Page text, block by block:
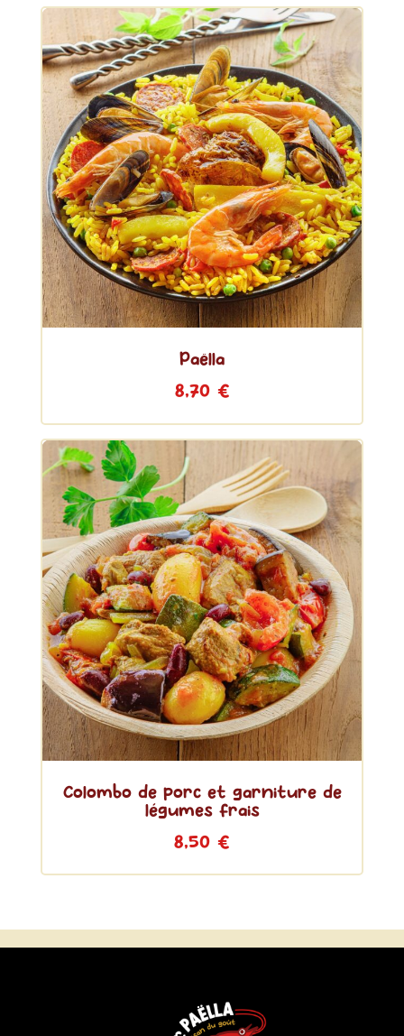
Paëlla
8,70 €
Colombo de porc et garniture de
légumes frais
8,50 €